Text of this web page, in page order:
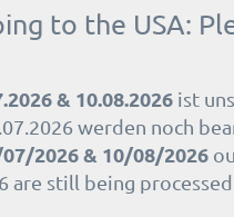
to the USA:
& 10.08.2026ist
werden noch
2026 & 10/08/2026
are still being